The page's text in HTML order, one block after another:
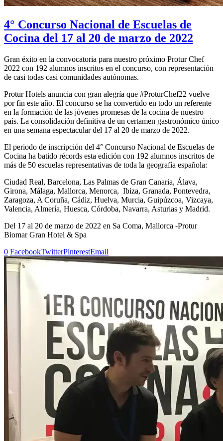
4° Concurso Nacional de Escuelas de
Cocina del 17 al 20 de marzo de 2022
Gran éxito en la convocatoria para nuestro próximo Protur Chef
2022 con 192 alumnos inscritos en el concurso, con representación
de casi todas casi comunidades autónomas.
Protur Hotels anuncia con gran alegría que #ProturChef22 vuelve
por fin este año. El concurso se ha convertido en todo un referente
en la formación de las jóvenes promesas de la cocina de nuestro
país. La consolidación definitiva de un certamen gastronómico único
en una semana espectacular del 17 al 20 de marzo de 2022.
El periodo de inscripción del 4° Concurso Nacional de Escuelas de
Cocina ha batido récords esta edición con 192 alumnos inscritos de
más de 50 escuelas representativas de toda la geografía española:
Ciudad Real, Barcelona, Las Palmas de Gran Canaria, Álava,
Girona, Málaga, Mallorca, Menorca, Ibiza, Granada, Pontevedra,
Zaragoza, A Coruña, Cádiz, Huelva, Murcia, Guipúzcoa, Vizcaya,
Valencia, Almería, Huesca, Córdoba, Navarra, Asturias y Madrid.
Del 17 al 20 de marzo de 2022 en Sa Coma, Mallorca -Protur
Biomar Gran Hotel & Spa
0 FacebookTwitterPinterestEmail